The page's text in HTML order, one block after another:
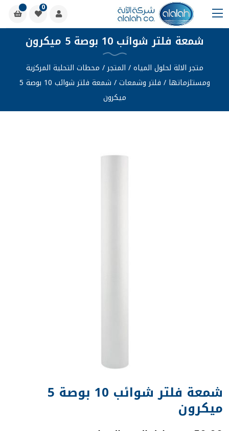
0
شمعة فلتر شوائب 10 بوصة 5 ميكرون
متجر الالة لحلول المياه/ المتجر/ محطات التحلية المركزية
ومستلزماتها / فلتر وشمعات/
شمعة فلتر شوائب 10 بوصة 5
ميكرون
شمعة فلتر شوائب 10 بوصة 5
ميكرون